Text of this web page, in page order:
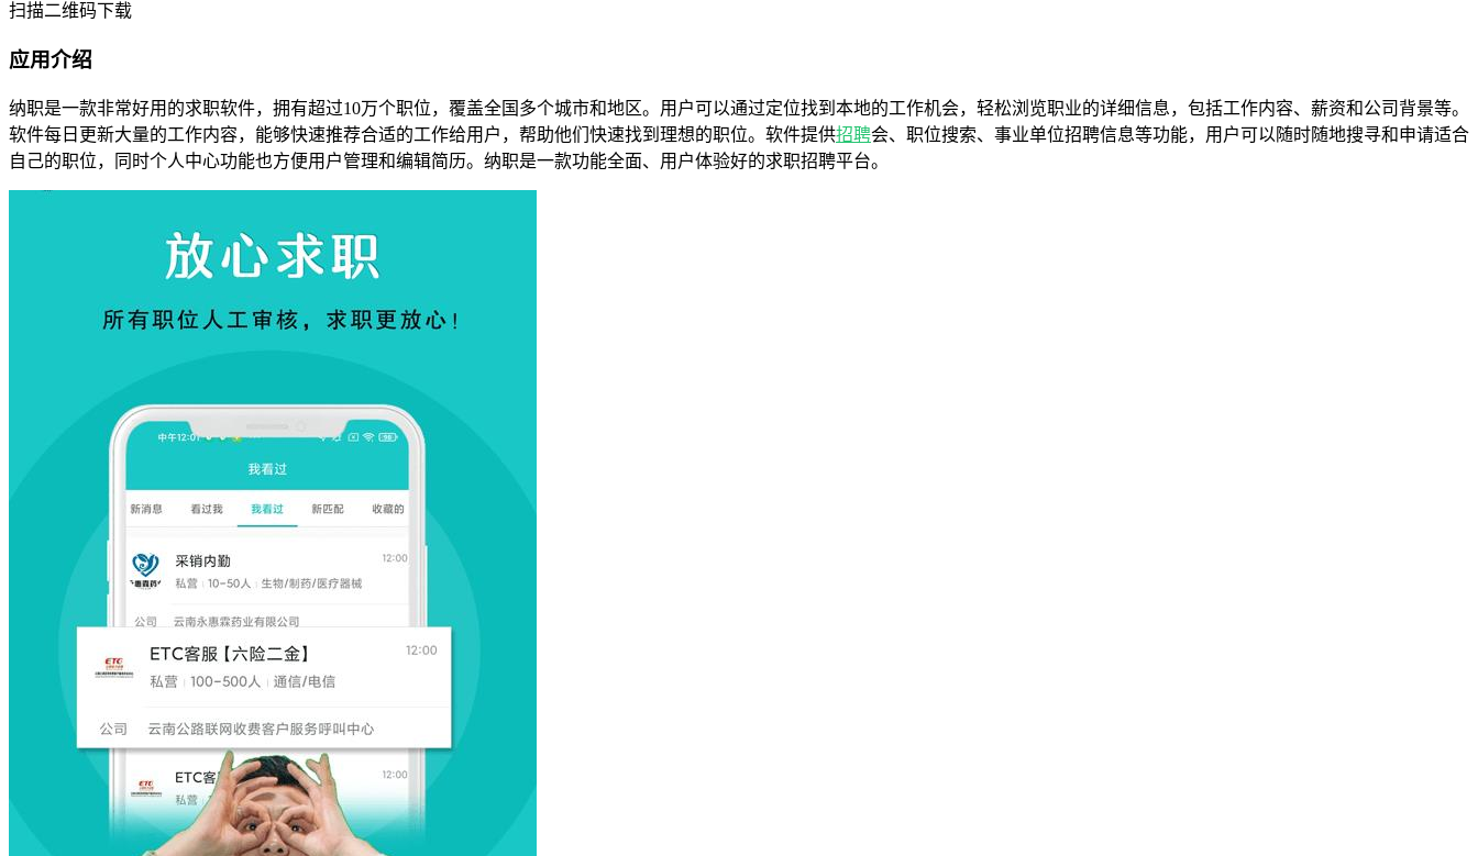
扫描二维码下载
应用介绍
纳职是一款非常好用的求职软件，拥有超过10万个职位，覆盖全国多个城市和地区。用户可以通过定位找到本地的工作机会，轻松浏览职业的详细信息，包括工作内容、薪资和公司背景等。
软件每日更新大量的工作内容，能够快速推荐合适的工作给用户，帮助他们快速找到理想的职位。软件提供招聘会、职位搜索、事业单位招聘信息等功能，用户可以随时随地搜寻和申请适合
自己的职位，同时个人中心功能也方便用户管理和编辑简历。纳职是一款功能全面、用户体验好的求职招聘平台。